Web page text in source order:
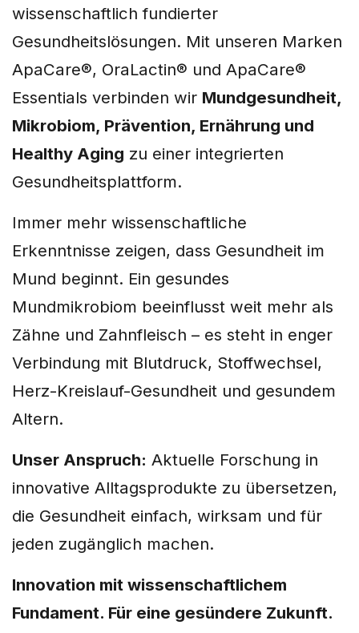
wissenschaftlich fundierter
Gesundheitslösungen. Mit unseren Marken
ApaCare®, OraLactin® und ApaCare®
Essentials verbinden wir Mundgesundheit,
Mikrobiom, Prävention, Ernährung und
Healthy Aging zu einer integrierten
Gesundheitsplattform.
Immer mehr wissenschaftliche
Erkenntnisse zeigen, dass Gesundheit im
Mund beginnt. Ein gesundes
Mundmikrobiom beeinflusst weit mehr als
Zähne und Zahnfleisch – es steht in enger
Verbindung mit Blutdruck, Stoffwechsel,
Herz-Kreislauf-Gesundheit und gesundem
Altern.
Unser Anspruch: Aktuelle Forschung in
innovative Alltagsprodukte zu übersetzen,
die Gesundheit einfach, wirksam und für
jeden zugänglich machen.
Innovation mit wissenschaftlichem
Fundament. Für eine gesündere Zukunft.